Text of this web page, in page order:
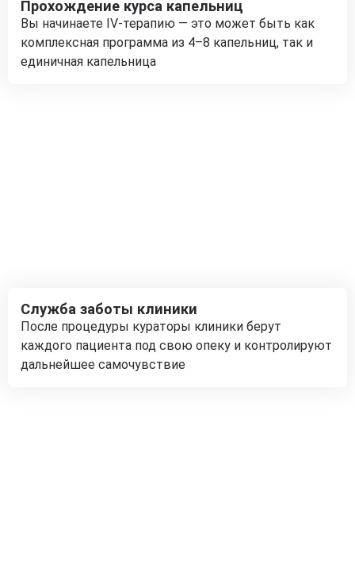
Прохождение курса капельниц
Вы начинаете IV-терапию — это может быть как
комплексная программа из 4–8 капельниц, так и
единичная капельница
Служба заботы клиники
После процедуры кураторы клиники берут
каждого пациента под свою опеку и контролируют
дальнейшее самочувствие